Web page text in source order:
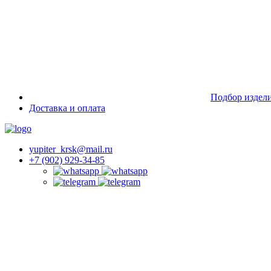
Подбор
Доставка и оплата
yupiter_krsk@mail.ru
+7 (902) 929-34-85